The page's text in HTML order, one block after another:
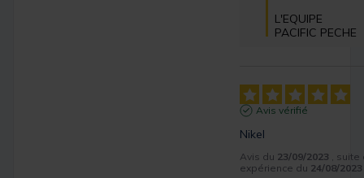
L'EQUIPE
PACIFIC PECHE
Avis vérifié
Nikel
Avis du 23/09/2023 , suite
expérience du 24/08/2023